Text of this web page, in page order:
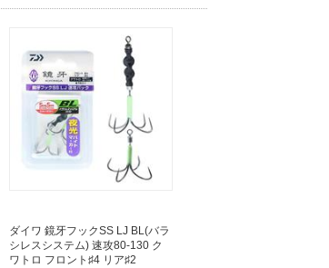
ダイワ 鏡牙フックSS LJ BL(バラ
シレスシステム) 速攻80-130 ク
ワトロ フロント♯4 リア♯2